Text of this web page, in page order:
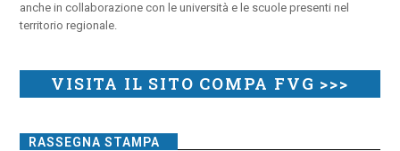
anche in collaborazione con le università e le scuole presenti nel
territorio regionale.
VISITA IL SITO COMPA FVG >>>
RASSEGNA STAMPA